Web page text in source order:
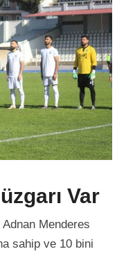
Var
Adnan Menderes
sahip ve 10 bini